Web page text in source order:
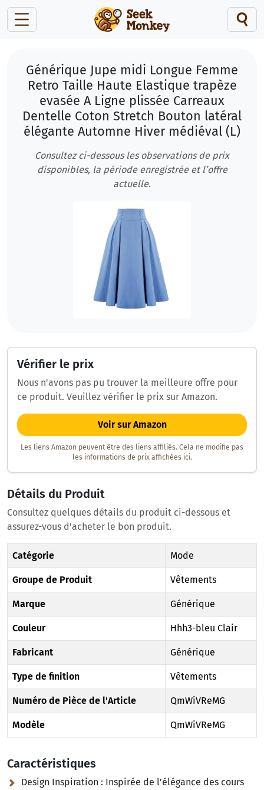
Générique Jupe midi Longue Femme
Retro Taille Haute Elastique trapèze
evasée A Ligne plissée Carreaux
Dentelle Coton Stretch Bouton latéral
élégante Automne Hiver médiéval (L)
Consultez ci-dessous les observations de prix
disponibles, la période enregistrée et l’offre
actuelle.
Vérifier le prix
Nous n'avons pas pu trouver la meilleure offre pour
ce produit. Veuillez vérifier le prix sur Amazon.
Voir sur Amazon
Les liens Amazon peuvent être des liens affiliés. Cela ne modifie pas
les informations de prix affichées ici.
Détails du Produit
Consultez quelques détails du produit ci-dessous et
assurez-vous d'acheter le bon produit.
Catégorie Mode
Groupe de Produit Vêtements
Marque Générique
Couleur Hhh3-bleu Clair
Fabricant Générique
Type de finition Vêtements
Numéro de Pièce de l'Article QmWiVReMG
Modèle QmWiVReMG
Caractéristiques
Design Inspiration : Inspirée de l'élégance des cours